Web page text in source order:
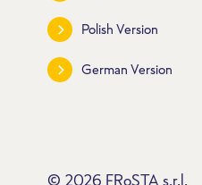
Polish Version
German Version
© 2026 FRoSTA s.r.l.